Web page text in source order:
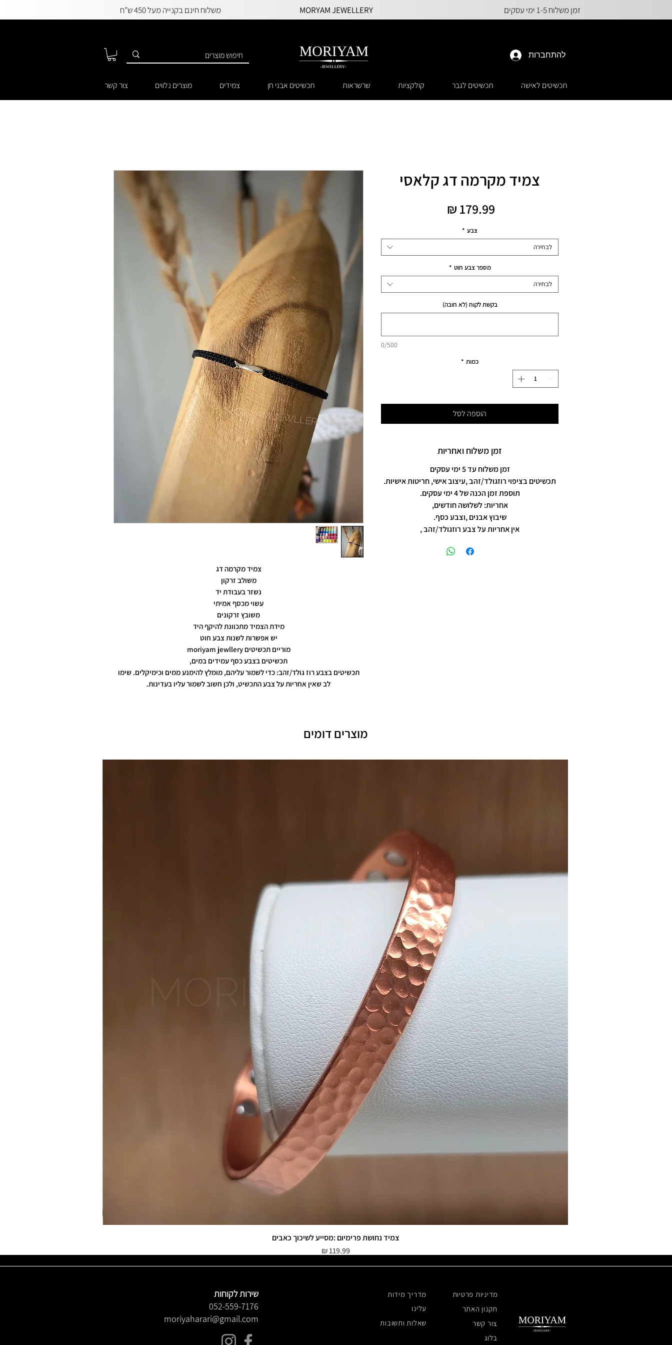
משלוח חינם בקנייה מעל 450 ש"ח MORYAM JEWELLERY זמן משלוח 1-5 ימי עסקים
להתחברות
תכשיטים לאישה תכשיטים לגבר קולקציות שרשראות תכשיטים אבני חן צמידים מוצרים נלווים צור קשר
צמיד מקרמה דג
משולב זרקון
נשזר בעבודת יד
עשוי מכסף אמיתי
משובץ זרקונים
מידת הצמיד מתכוונת להיקף היד
יש אפשרות לשנות צבע חוט
מוריים תכשיטים moriyam jewllery
תכשיטים בצבע כסף עמידים במים,
תכשיטים בצבע רוז גולד/זהב: כדי לשמור עליהם, מומלץ להימנע ממים וכימיקלים. שימו
לב שאין אחריות על צבע התכשיט, ולכן חשוב לשמור עליו בעדינות.
צמיד מקרמה דג קלאסי
צבע *
לבחירה
מספר צבע חוט *
לבחירה
בקשת לקוח (לא חובה)
0/500
כמות *
הוספה לסל
זמן משלוח ואחריות
זמן משלוח עד 5 ימי עסקים
תכשיטים בציפוי רוזגולד/זהב ,עיצוב אישי, חריטות אישיות.
תוספת זמן הכנה של 4 ימי עסקים.
אחריות: לשלושה חודשים,
שיבוץ אבנים ,וצבע כסף.
אין אחריות על צבע רוזגולד/זהב ,
מוצרים דומים
תצוגה מהירה
צמיד נחושת פרימיום :מסייע לשיכוך כאבים
מחיר‏119.99 ‏₪
שירות לקוחות
052-559-7176
moriyaharari@gmail.com
מדריך מידות
מדיניות פרטיות
עלינו
תקנון האתר
שאלות ותשובות
צור קשר
בלוג